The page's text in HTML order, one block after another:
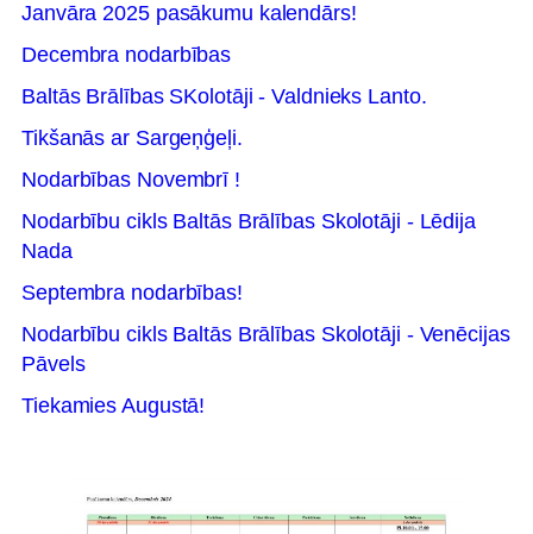
Janvāra 2025 pasākumu kalendārs!
Decembra nodarbības
Baltās Brālības SKolotāji - Valdnieks Lanto.
Tikšanās ar Sargeņģeļi.
Nodarbības Novembrī !
Nodarbību cikls Baltās Brālības Skolotāji - Lēdija
Nada
Septembra nodarbības!
Nodarbību cikls Baltās Brālības Skolotāji - Venēcijas
Pāvels
Tiekamies Augustā!